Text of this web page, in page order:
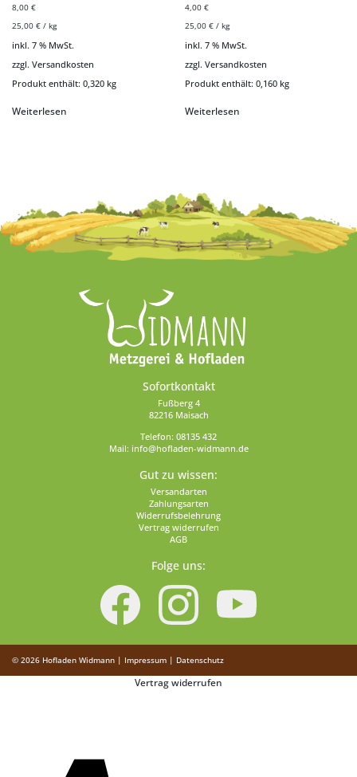
8,00 €
25,00 € / kg
inkl. 7 % MwSt.
zzgl. Versandkosten
Produkt enthält: 0,320 kg
Weiterlesen
4,00€
25,00€ /kg
inkl. 7 % MwSt.
zzgl.Versandkosten
Produkt enthält: 0,160 kg
Weiterlesen
Sofortkontakt
Fußberg 4
82216 Maisach
Telefon: 08135 432
Mail: info@hofladen-widmann.de
Gut zu wissen:
Versandarten
Zahlungsarten
Widerrufsbelehrung
Vertrag widerrufen
AGB
Folge uns:
© 2026 Hofladen Widmann | Impressum | Datenschutz
Vertrag widerrufen